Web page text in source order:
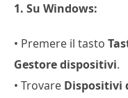
1. Su Windows:
• Premere il tasto
Gestore dispositivi.
• Trovare Dispositivi